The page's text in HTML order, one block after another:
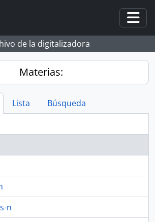
de la digitalizadora
Materias:
Lista
Búsqueda
n